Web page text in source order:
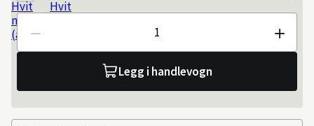
Antall
Legg i handlevogn